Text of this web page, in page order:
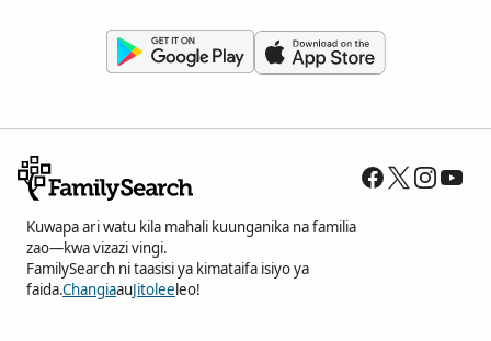
Kuwapa ari watu kila mahali kuunganika na familia
zao—kwa vizazi vingi.
FamilySearch ni taasisi ya kimataifa isiyo ya
faida.ChangiaauJitoleeleo!